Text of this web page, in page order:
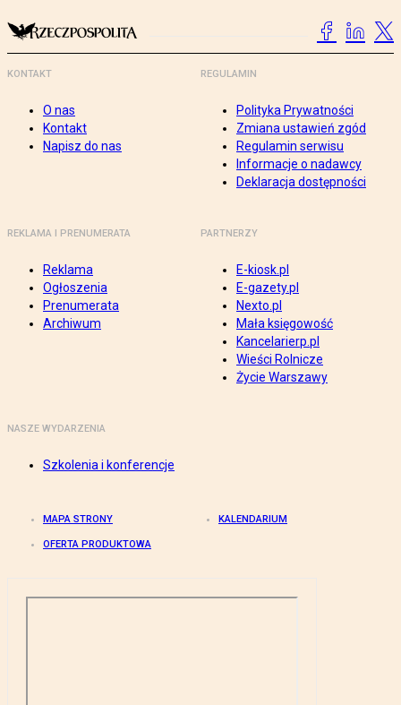
KONTAKT
O nas
Kontakt
Napisz do nas
REGULAMIN
Polityka Prywatności
Zmiana ustawień zgód
Regulamin serwisu
Informacje o nadawcy
Deklaracja dostępności
REKLAMA I PRENUMERATA
Reklama
Ogłoszenia
Prenumerata
Archiwum
PARTNERZY
E-kiosk.pl
E-gazety.pl
Nexto.pl
Mała księgowość
Kancelarierp.pl
Wieści Rolnicze
Życie Warszawy
NASZE WYDARZENIA
Szkolenia i konferencje
MAPA STRONY KALENDARIUM
OFERTA PRODUKTOWA